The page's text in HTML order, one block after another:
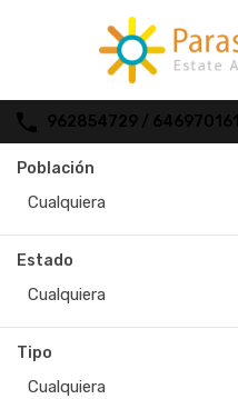
962854729 / 646970161
Población
Cualquiera
Estado
Cualquiera
Tipo
Cualquiera